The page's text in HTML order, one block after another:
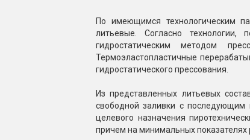
По имеющимся технологическим
литьевые. Согласно технологии,
гидростатическим методом
Термоэластопластичные
гидростатического прессования.
Из представленных литьевых
свободной заливки с последующим
целевого назначения
причем на минимальных показателях